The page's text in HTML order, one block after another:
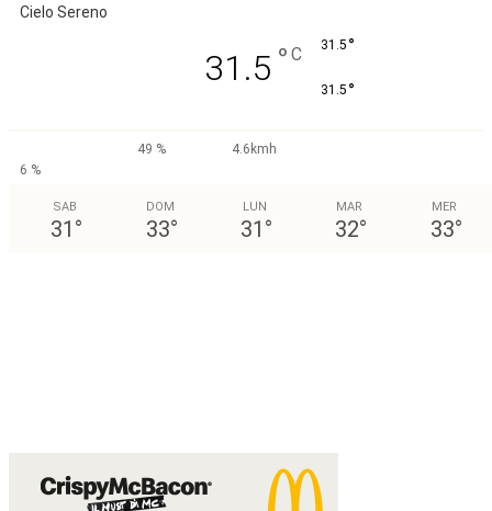
Cielo Sereno
31.5 ° C 31.5 °
31.5 °
49 %
4.6kmh
6 %
SAB
31 °
DOM
33°
LUN
31 °
MAR
32°
MER
33°